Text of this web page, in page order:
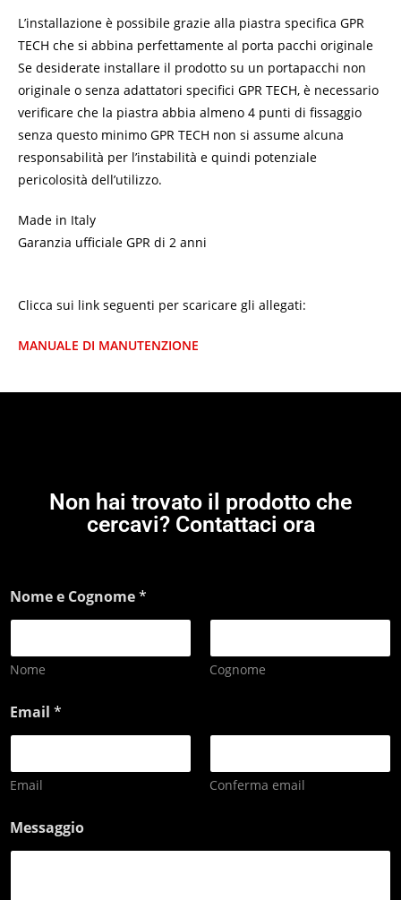
L’installazione è possibile grazie alla piastra specifica GPR
TECH che si abbina perfettamente al porta pacchi originale
Se desiderate installare il prodotto su un portapacchi non
originale o senza adattatori specifici GPR TECH, è necessario
verificare che la piastra abbia almeno 4 punti di fissaggio
senza questo minimo GPR TECH non si assume alcuna
responsabilità per l’instabilità e quindi potenziale
pericolosità dell’utilizzo.
Made in Italy
Garanzia ufficiale GPR di 2 anni
Clicca sui link seguenti per scaricare gli allegati:
MANUALE DI MANUTENZIONE
Non hai trovato il prodotto che
cercavi? Contattaci ora
Nome e Cognome*
Nome Cognome
Email *
Email Conferma email
Messaggio